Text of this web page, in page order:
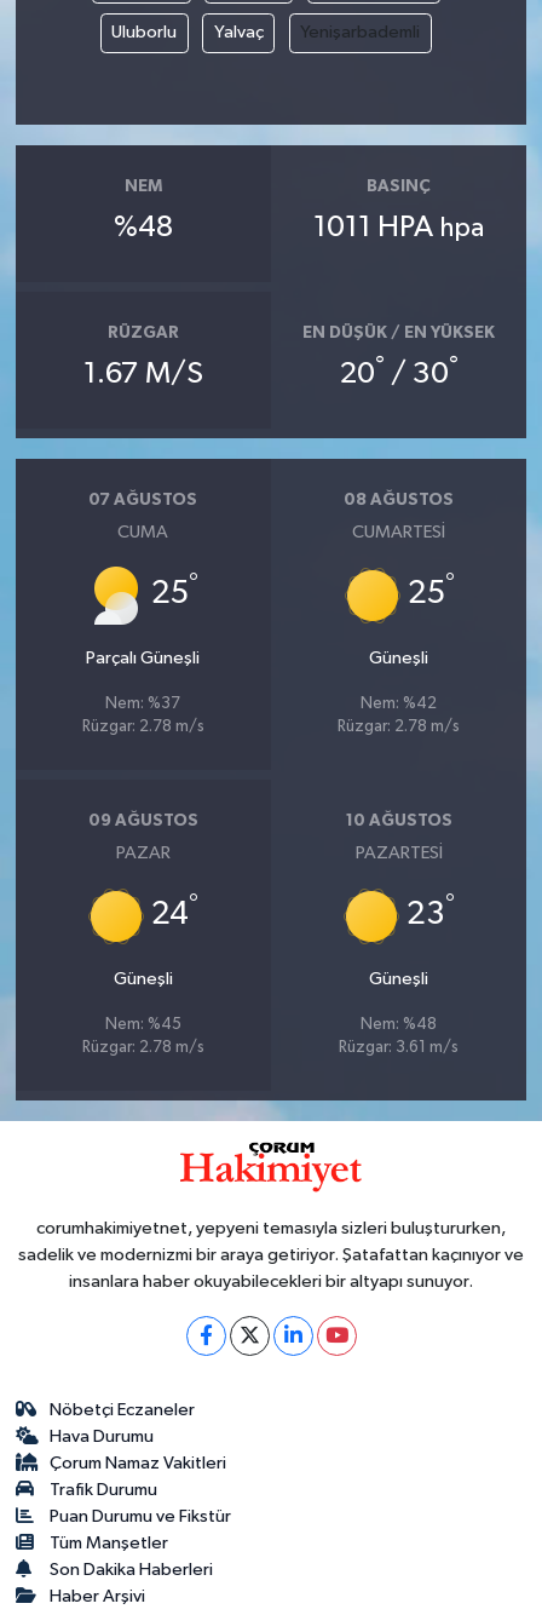
Uluborlu Yalvaç Yenişarbademli
NEM
%48
BASINÇ
1011 HPA hpa
RÜZGAR
1.67 M/S
EN DÜŞÜK / EN YÜKSEK
20° / 30°
07 AĞUSTOS
CUMA
25°
Parçalı Güneşli
Nem: %37
Rüzgar: 2.78 m/s
08 AĞUSTOS
CUMARTESI
25°
Güneşli
Nem: %42
Rüzgar: 2.78 m/s
09 AĞUSTOS
PAZAR
24°
Güneşli
Nem: %45
Rüzgar: 2.78 m/s
10 AĞUSTOS
PAZARTESI
23°
Güneşli
Nem: %48
Rüzgar: 3.61 m/s
corumhakimiyetnet, yepyeni temasıyla sizleri buluştururken,
sadelik ve modernizmi bir araya getiriyor. Şatafattan kaçınıyor ve
insanlara haber okuyabilecekleri bir altyapı sunuyor.
Nöbetçi Eczaneler
Hava Durumu
Çorum Namaz Vakitleri
Trafik Durumu
Puan Durumu ve Fikstür
Tüm Manşetler
Son Dakika Haberleri
Haber Arşivi